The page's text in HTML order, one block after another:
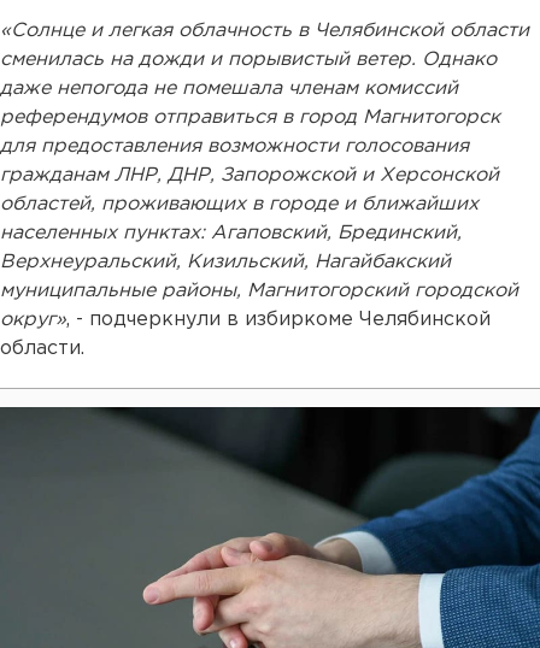
«Солнце и легкая облачность в Челябинской области
сменилась на дожди и порывистый ветер. Однако
даже непогода не помешала членам комиссий
референдумов отправиться в город Магнитогорск
для предоставления возможности голосования
гражданам ЛНР, ДНР, Запорожской и Херсонской
областей, проживающих в городе и ближайших
населенных пунктах: Агаповский, Брединский,
Верхнеуральский, Кизильский, Нагайбакский
муниципальные районы, Магнитогорский городской
округ», - подчеркнули в избиркоме Челябинской
области.